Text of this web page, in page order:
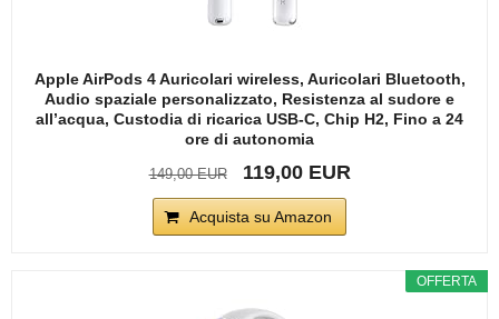
Apple AirPods 4 Auricolari wireless, Auricolari Bluetooth,
Audio spaziale personalizzato, Resistenza al sudore e
all’acqua, Custodia di ricarica USB-C, Chip H2, Fino a 24
ore di autonomia
149,00 EUR 119,00 EUR
Acquista su Amazon
OFFERTA